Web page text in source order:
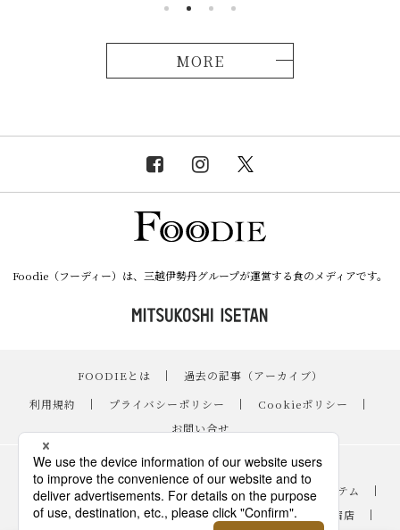
MORE
Foodie（フーディー）は、三越伊勢丹グループが運営する食のメディアです。
FOODIEとは ｜
過去の記事（アーカイブ）
｜
利用規約 ｜ プライバシーポリシー ｜ Cookieポリシー
｜
お問い合せ
レシピ ｜
スイーツ
｜
手土産・ギフト ｜ ニュース・イベント ｜ おすすめアイテム
｜
読み物・コラム
｜ バイヤーのイチオシ！ ｜ 伊勢丹新宿店 ｜